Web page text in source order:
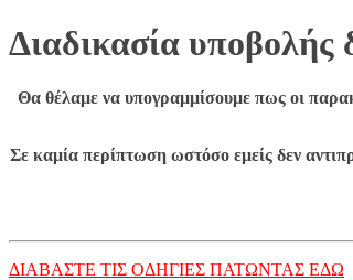
Διαδικασία
Θα θέλαμε να υπογραμμίσουμε πως οι
Σε καμία περίπτωση ωστόσο εμείς δεν
ΔΙΑΒΑΣΤΕ ΤΙΣ ΟΔΗΓΙΕΣ ΠΑΤΩΝΤΑΣ ΕΔΩ